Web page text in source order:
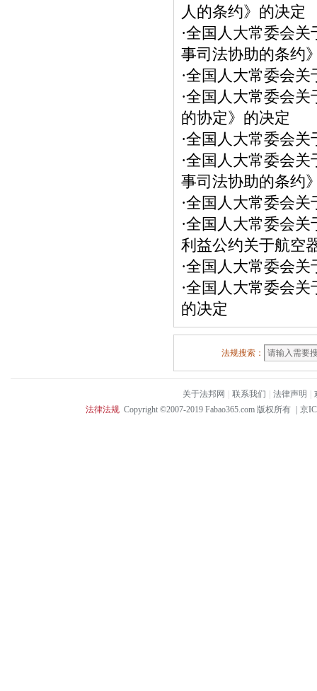
人的条约》的决定
·全国人大常委会关
事司法协助的条约
·全国人大常委会关
·全国人大常委会关
的协定》的决定
·全国人大常委会关
·全国人大常委会关
事司法协助的条约
·全国人大常委会关
·全国人大常委会关
利益公约关于航空
·全国人大常委会关
·全国人大常委会关
的决定
法规搜索：
关于法邦网 联系我们 法律声明
法律法规 Copyright ©2007-2019 Fabao365.com 版权所有 京